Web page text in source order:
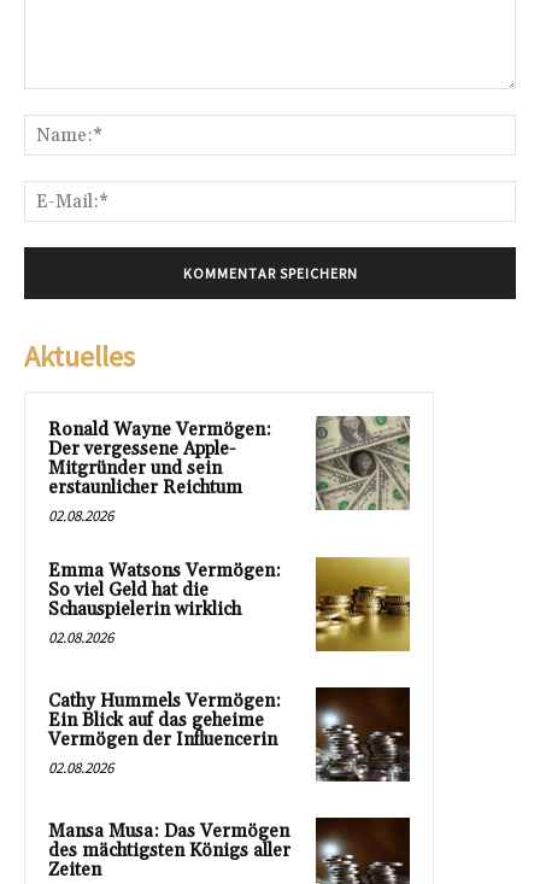
Aktuelles
Ronald Wayne Vermögen:
Der vergessene Apple-
Mitgründer und sein
erstaunlicher Reichtum
02.08.2026
Emma Watsons Vermögen:
So viel Geld hat die
Schauspielerin wirklich
02.08.2026
Cathy Hummels Vermögen:
Ein Blick auf das geheime
Vermögen der Influencerin
02.08.2026
Mansa Musa: Das Vermögen
des mächtigsten Königs aller
Zeiten